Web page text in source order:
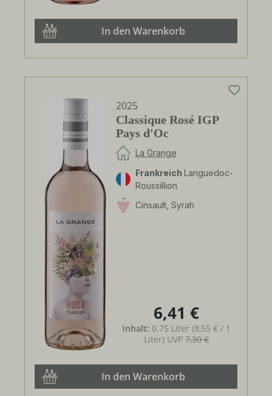
In den Warenkorb
2025
Classique Rosé IGP
Pays d'Oc
La Grange
Frankreich Languedoc-
Roussillion
Cinsault, Syrah
Regulärer Preis:
6,41 €
Inhalt: 0.75 Liter(8,55 € / 1
Liter) UVP7,30 €
In den Warenkorb